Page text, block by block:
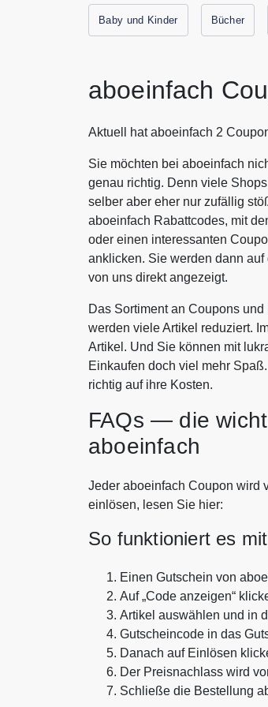
Baby und Kinder Bücher
aboeinfach
Aktuell hat aboeinfach 2
Sie möchten bei aboeinfach
genau richtig. Denn viele
selber aber eher nur zufällig
aboeinfach Rabattcodes, mit
oder einen interessanten
anklicken. Sie werden dann
von uns direkt angezeigt.
Das Sortiment an Coupons
werden viele Artikel reduziert.
Artikel. Und Sie können mit
Einkaufen doch viel mehr
richtig auf ihre Kosten.
FAQs — die
aboeinfach
Jeder aboeinfach Coupon wird
einlösen, lesen Sie hier:
So funktioniert es
Einen Gutschein von
Auf „Code anzeigen“
Artikel auswählen und in
Gutscheincode in das
Danach auf Einlösen
Der Preisnachlass wird
Schließe die Bestellung